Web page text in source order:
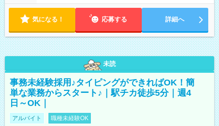
気になる！ 応募する 詳細へ
未読
事務未経験採用♪タイピングができればOK！簡
単な業務からスタート♪｜駅チカ徒歩5分｜週4
日～OK｜
アルバイト 職種未経験OK